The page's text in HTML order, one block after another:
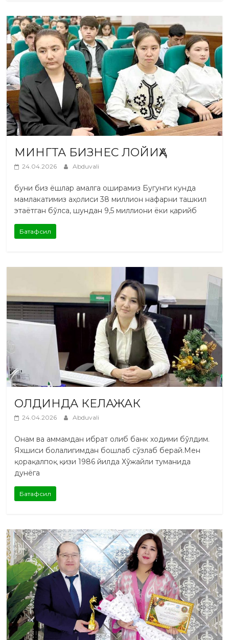
МИНГТА БИЗНЕС ЛОЙИҲА
24.04.2026 Abduvali
буни биз ёшлар амалга оширамиз Бугунги кунда
мамлакатимиз аҳолиси 38 миллион нафарни ташкил
этаётган бўлса, шундан 9,5 миллиони ёки қарийб
Батафсил
ОЛДИНДА КЕЛАЖАК
24.04.2026 Abduvali
Онам ва аммамдан ибрат олиб банк ходими бўлдим.
Яхшиси болалигимдан бошлаб сўзлаб берай.Мен
қорақалпоқ қизи 1986 йилда Хўжайли туманида
дунёга
Батафсил